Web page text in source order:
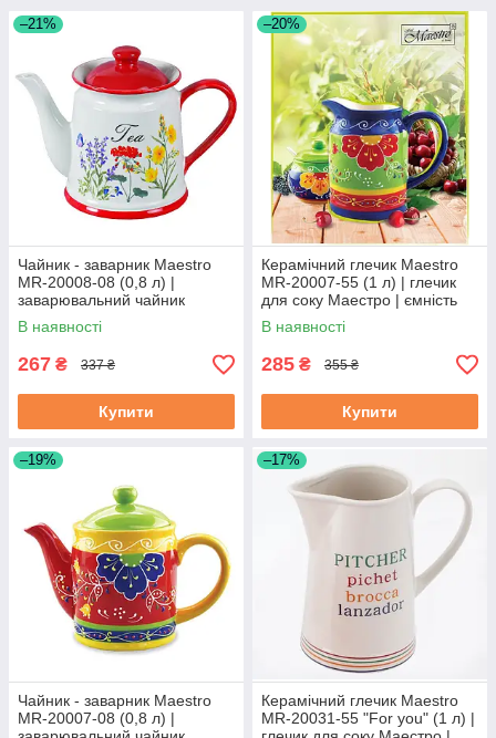
–21%
Чайник - заварник Maestro
MR-20008-08 (0,8 л) |
заварювальний чайник
Маестро | керамічний чайник
Маестро
В наявності
267 ₴ 337 ₴
Купити
–20%
Керамічний глечик Maestro
MR-20007-55 (1 л) | глечик
для соку Маестро | ємність
для води Маестро
В наявності
285 ₴ 355 ₴
Купити
–19%
Чайник - заварник Maestro
MR-20007-08 (0,8 л) |
–17%
Керамічний глечик Maestro
MR-20031-55 "For you" (1 л) |